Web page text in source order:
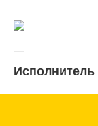
Исполнитель